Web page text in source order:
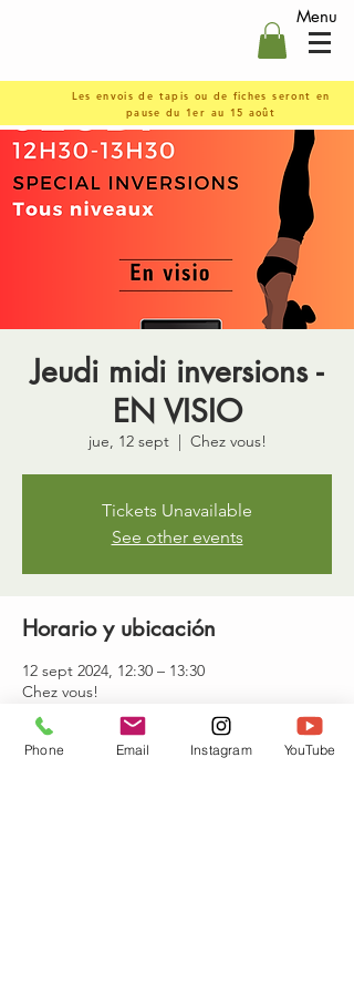
Menu
Les envois de tapis ou de fiches seront en
pause du 1er au 15 août
Jeudi midi inversions -
EN VISIO
jue, 12 sept
  |
Chez vous!
Tickets Unavailable
See other events
Horario y ubicación
12 sept 2024, 12:30 – 13:30
Chez vous!
Invitados
Phone Email Instagram YouTube